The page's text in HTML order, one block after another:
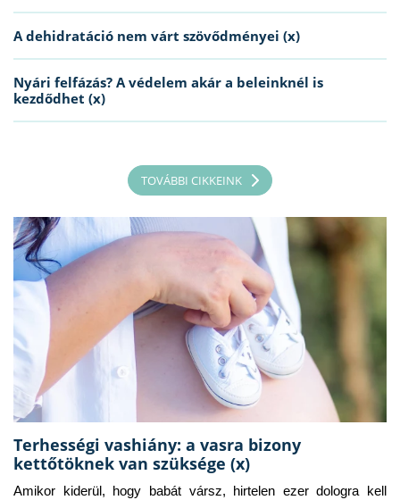
A dehidratáció nem várt szövődményei (x)
Nyári felfázás? A védelem akár a beleinknél is
kezdődhet (x)
TOVÁBBI CIKKEINK
Terhességi vashiány: a vasra bizony
kettőtöknek van szüksége (x)
Amikor kiderül, hogy babát vársz, hirtelen ezer dologra kell